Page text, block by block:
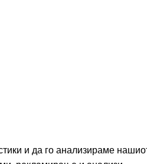
и да го анализираме